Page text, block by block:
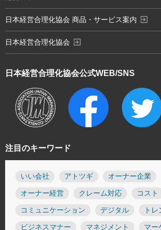
注目のキーワード
いい会社 アトツギ オーナー企業
オーナー経営 クレーム対応 コスト
コミュニケーション デジタル トレ
ビジネスマナー マネジメント マー
日本経営合理化協会公式WEB/SNS
日本経営合理化協会 商品・サービス案内 exit_to_app
日本経営合理化協会 exit_to_app